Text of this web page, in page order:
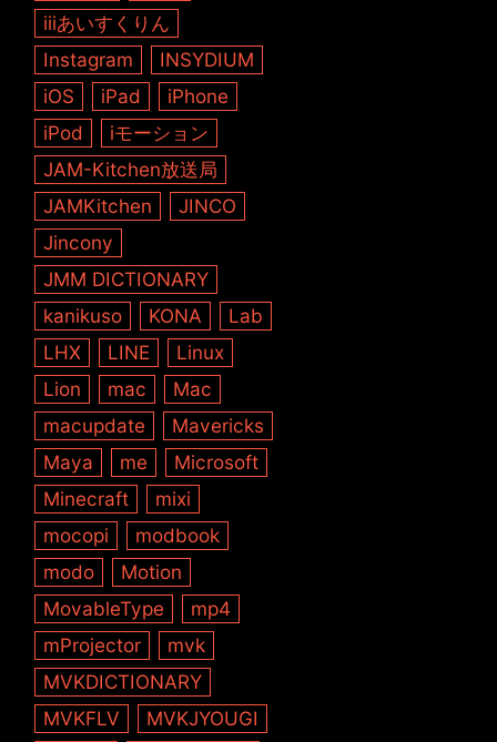
iiiあいすくりん
Instagram
INSYDIUM
iOS
iPad
iPhone
iPod
iモーション
JAM-Kitchen放送局
JAMKitchen
JINCO
Jincony
JMM DICTIONARY
kanikuso
KONA
Lab
LHX
LINE
Linux
Lion
mac
Mac
macupdate
Mavericks
Maya
me
Microsoft
Minecraft
mixi
mocopi
modbook
modo
Motion
MovableType
mp4
mProjector
mvk
MVKDICTIONARY
MVKFLV
MVKJYOUGI